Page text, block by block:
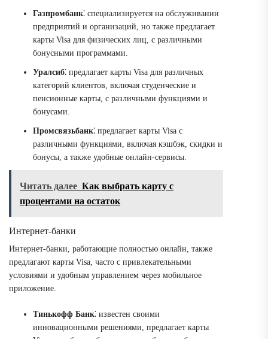
Газпромбанк⁚ специализируется на обслуживании
предприятий и организаций, но также предлагает
карты Visa для физических лиц, с различными
бонусными программами.
Уралсиб⁚ предлагает карты Visa для различных
категорий клиентов, включая студенческие и
пенсионные карты, с различными функциями и
бонусами.
Промсвязьбанк⁚ предлагает карты Visa с
различными функциями, включая кэшбэк, скидки и
бонусы, а также удобные онлайн-сервисы.
Читать далее Как выбрать карту с
процентами на остаток
Интернет-банки
Интернет-банки, работающие полностью онлайн, также
предлагают карты Visa, часто с привлекательными
условиями и удобным управлением через мобильное
приложение.
Тинькофф Банк⁚ известен своими
инновационными решениями, предлагает карты